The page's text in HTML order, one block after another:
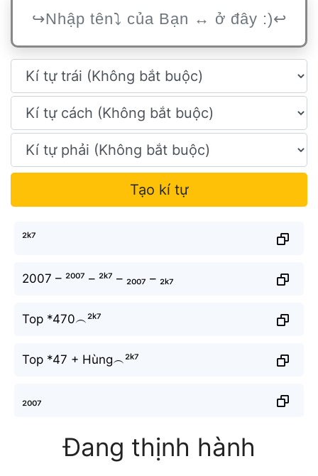
Tạo kí tự
²ᵏ⁷
2007 – ²⁰⁰⁷ – ²ᵏ⁷ – ₂₀₀₇ – ₂ₖ₇
Top *470︵²ᵏ⁷
Top *47 + Hùng︵²ᵏ⁷
₂₀₀₇
Đang thịnh hành